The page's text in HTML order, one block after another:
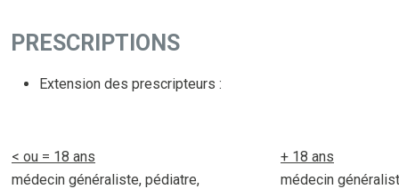
PRESCRIPTIONS
Extension des prescripteurs :
< ou = 18 ans
+ 18 ans
médecin généraliste, pédiatre,
médecin